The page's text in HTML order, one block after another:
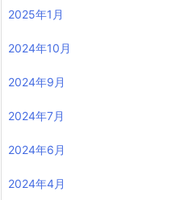
2025年1月
2024年10月
2024年9月
2024年7月
2024年6月
2024年4月